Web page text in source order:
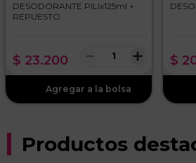
DESODORANTE PILIx125ml +
REPUESTO
$ 23.200 ＋
－ $
Productos